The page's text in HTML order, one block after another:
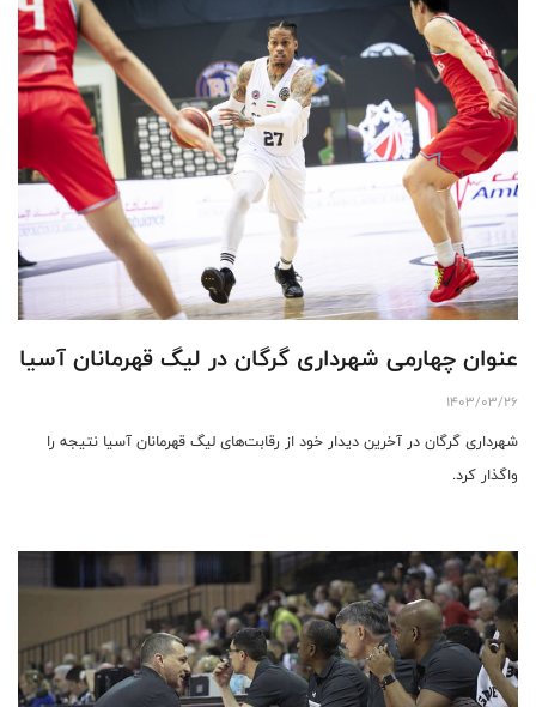
عنوان چهارمی شهرداری گرگان در لیگ قهرمانان آسیا
1403/03/26
شهرداری گرگان در آخرین دیدار خود از رقابت‌های لیگ قهرمانان آسیا نتیجه را
واگذار کرد.